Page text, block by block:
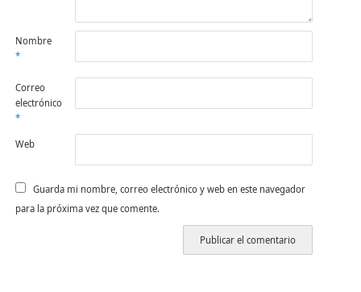
Nombre
*
Correo
electrónico
*
Web
Guarda mi nombre, correo electrónico y web en este navegador
para la próxima vez que comente.